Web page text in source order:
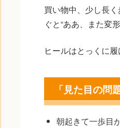
買い物中、少し長
ぐと“ああ、また変
ヒールはとっくに
「見た目の問
朝起きて一歩目